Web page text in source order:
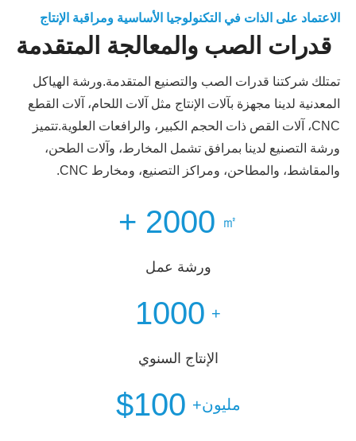
الاعتماد على الذات في التكنولوجيا الأساسية ومراقبة الإنتاج
قدرات الصب والمعالجة المتقدمة
تمتلك شركتنا قدرات الصب والتصنيع المتقدمة.ورشة الهياكل
المعدنية لدينا مجهزة بآلات الإنتاج مثل آلات اللحام، آلات القطع
CNC، آلات القص ذات الحجم الكبير، والرافعات العلوية.تتميز
ورشة التصنيع لدينا بمرافق تشمل المخارط، وآلات الطحن،
والمقاشط، والمطاحن، ومراكز التصنيع، ومخارط CNC.
2000
+ ㎡
ورشة عمل
1000 +
الإنتاج السنوي
$100 مليون+